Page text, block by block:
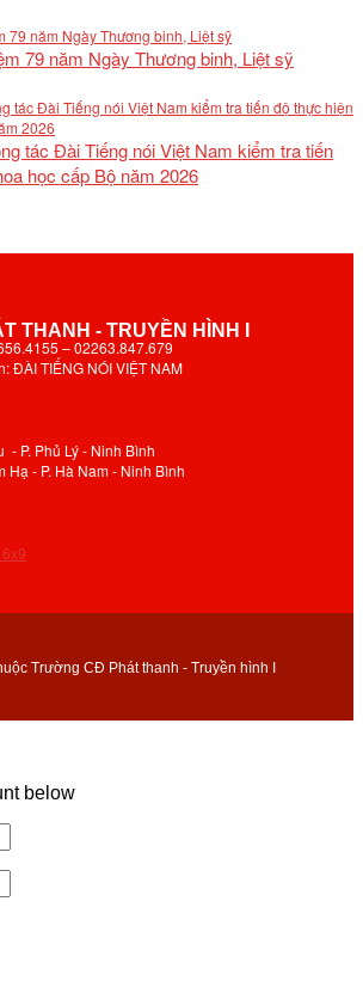
79 năm Ngày Thương binh, Liệt sỹ
tác Đài Tiếng nói Việt Nam kiểm tra tiến
học cấp Bộ năm 2026
THANH - TRUYỀN HÌNH I
– 02263.847.679
ĐÀI TIẾNG NÓI VIỆT NAM
- P. Phủ Lý - Ninh Bình
Hạ - P. Hà Nam - Ninh Bình
Trường CĐ Phát thanh - Truyền hình I
below